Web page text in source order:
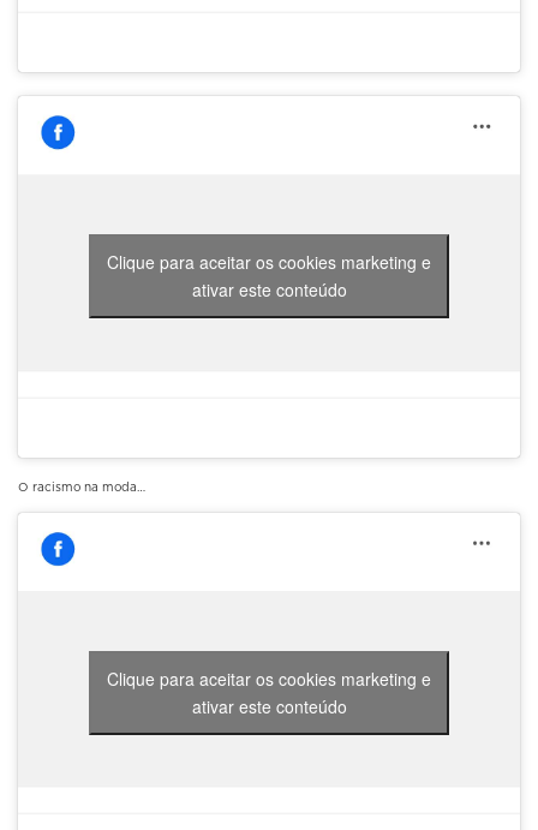
Clique para aceitar os cookies marketing e
ativar este conteúdo
O racismo na moda…
Clique para aceitar os cookies marketing e
ativar este conteúdo